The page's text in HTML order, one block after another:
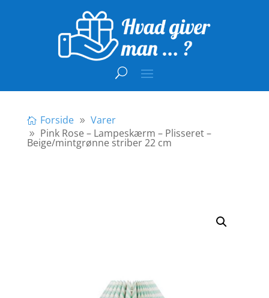
Forside
Varer
Pink Rose – Lampeskærm – Plisseret –
Beige/mintgrønne striber 22 cm